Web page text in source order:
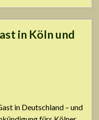
in Köln und
in Deutschland – und